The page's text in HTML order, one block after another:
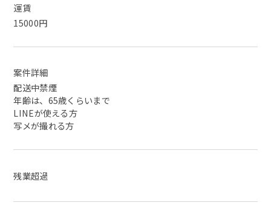
運賃
15000円
案件詳細
配送中禁煙
年齢は、65歳くらいまで
LINEが使える方
写メが撮れる方
残業超過